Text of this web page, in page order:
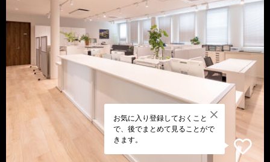
お気に入り登録しておくこと
で、後でまとめて見ることがで
きます。